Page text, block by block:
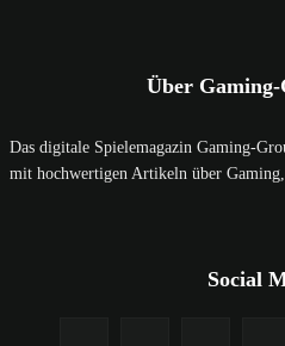
Über Gaming-
Das digitale Spielemagazin Gaming-
mit hochwertigen Artikeln über
Social